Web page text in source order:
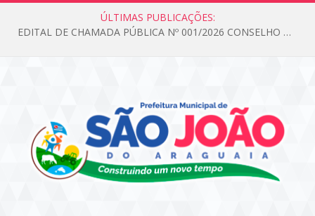
ÚLTIMAS PUBLICAÇÕES:
EDITAL DE CHAMADA PÚBLICA Nº 001/2026 CONSELHO DOS DIREITOS DA CRIANÇA E DO ADOLESCENTE